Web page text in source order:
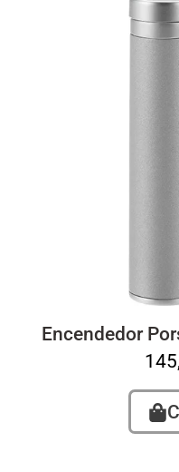
Encendedor